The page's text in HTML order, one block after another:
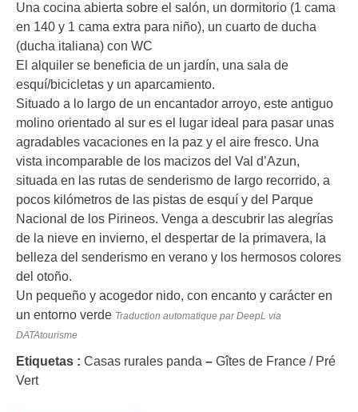
Una cocina abierta sobre el salón, un dormitorio (1 cama
en 140 y 1 cama extra para niño), un cuarto de ducha
(ducha italiana) con WC
El alquiler se beneficia de un jardín, una sala de
esquí/bicicletas y un aparcamiento.
Situado a lo largo de un encantador arroyo, este antiguo
molino orientado al sur es el lugar ideal para pasar unas
agradables vacaciones en la paz y el aire fresco. Una
vista incomparable de los macizos del Val d’Azun,
situada en las rutas de senderismo de largo recorrido, a
pocos kilómetros de las pistas de esquí y del Parque
Nacional de los Pirineos. Venga a descubrir las alegrías
de la nieve en invierno, el despertar de la primavera, la
belleza del senderismo en verano y los hermosos colores
del otoño.
Un pequeño y acogedor nido, con encanto y carácter en
un entorno verde Traduction automatique par DeepL via
DATAtourisme
Etiquetas : Casas rurales panda – Gîtes de France / Pré
Vert